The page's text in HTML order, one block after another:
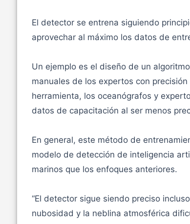
El detector se entrena siguiendo
aprovechar al máximo los datos de
Un ejemplo es el diseño de un
manuales de los expertos con
herramienta, los oceanógrafos y
datos de capacitación al ser menos
En general, este método de
modelo de detección de inteligencia
marinos que los enfoques anteriores.
“El detector sigue siendo preciso
nubosidad y la neblina atmosférica